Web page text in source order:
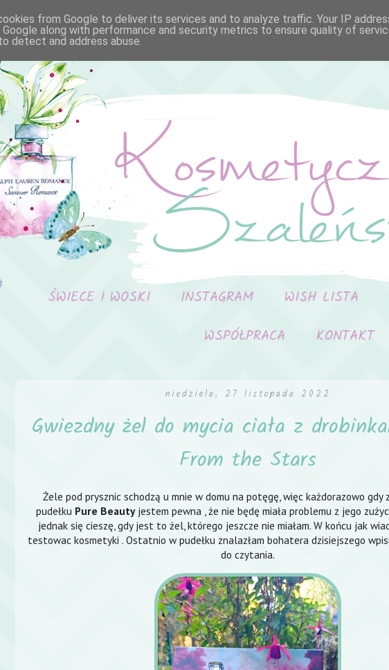
ŚWIECE I WOSKI INSTAGRAM WISH LISTA
WSPÓŁPRACA
KONTAKT
niedziela, 27 listopada 2022
Gwiezdny żel do mycia ciała z
From the Stars
Żele pod prysznic schodzą u mnie w domu na potęgę, więc każdorazowo gdy
pudełku Pure Beautyjestem pewna , że nie będę miała problemu z jego
jednak się cieszę, gdy jest to żel, którego jeszcze nie miałam. W końcu jak
testowac kosmetyki . Ostatnio w pudełku znalazłam bohatera dzisiejszego
do czytania.
from Google to deliver its services and to analyze traffic. Your IP
Google along with performance and security metrics to ensure quality of
detect and address abuse.